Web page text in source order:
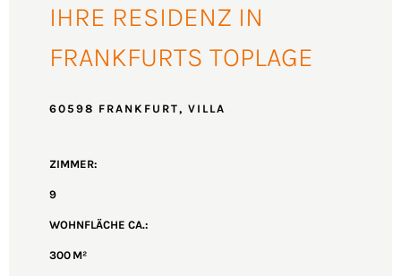
IHRE RESIDENZ IN
FRANKFURTS TOPLAGE
60598 FRANKFURT, VILLA
ZIMMER:
9
WOHNFLÄCHE CA.:
300 M²